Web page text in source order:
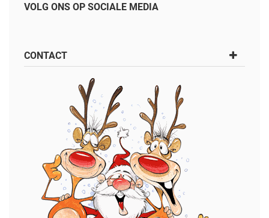
VOLG ONS OP SOCIALE MEDIA
CONTACT